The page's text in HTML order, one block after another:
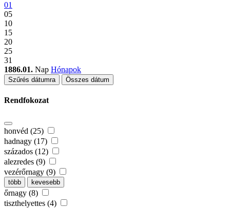
01
05
10
15
20
25
31
1886.01. Nap Hónapok
Szűrés dátumra Összes dátum
Rendfokozat
honvéd (25)
hadnagy (17)
százados (12)
alezredes (9)
vezérőrnagy (9)
több kevesebb
őrnagy (8)
tiszthelyettes (4)